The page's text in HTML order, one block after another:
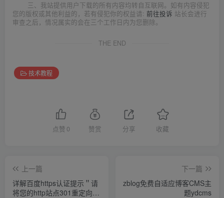
三、我站提供用户下载的所有内容均转自互联网。如有内容侵犯
您的版权或其他利益的，若有侵犯你的权益请: 前往投诉 站长会进行
审查之后，情况属实的会在三个工作日内为您删除。
THE END
技术教程
点赞 0 赞赏 分享 收藏
上一篇
详解百度https认证提示＂请
将您的http站点301重定向到
下一篇
zblog免费自适应博客CMS主
题ydcms